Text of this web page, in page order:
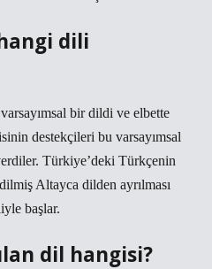
dili
bir dildi ve elbette
destekçileri bu varsayımsal
Türkiye’deki Türkçenin
Altayca dilden ayrılması
başlar.
dil hangisi?